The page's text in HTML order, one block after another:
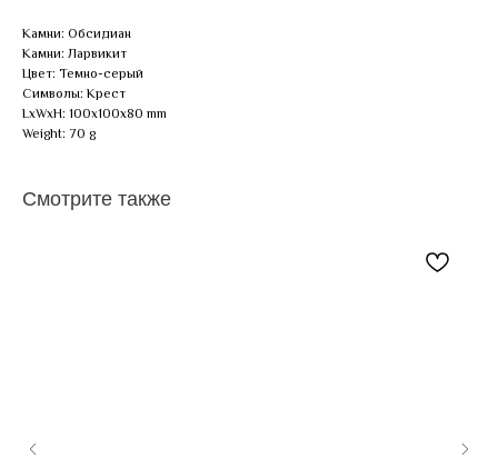
Камни: Обсидиан
Камни: Ларвикит
Цвет: Темно-серый
Символы: Крест
LxWxH: 100x100x80 mm
Weight: 70 g
Смотрите также